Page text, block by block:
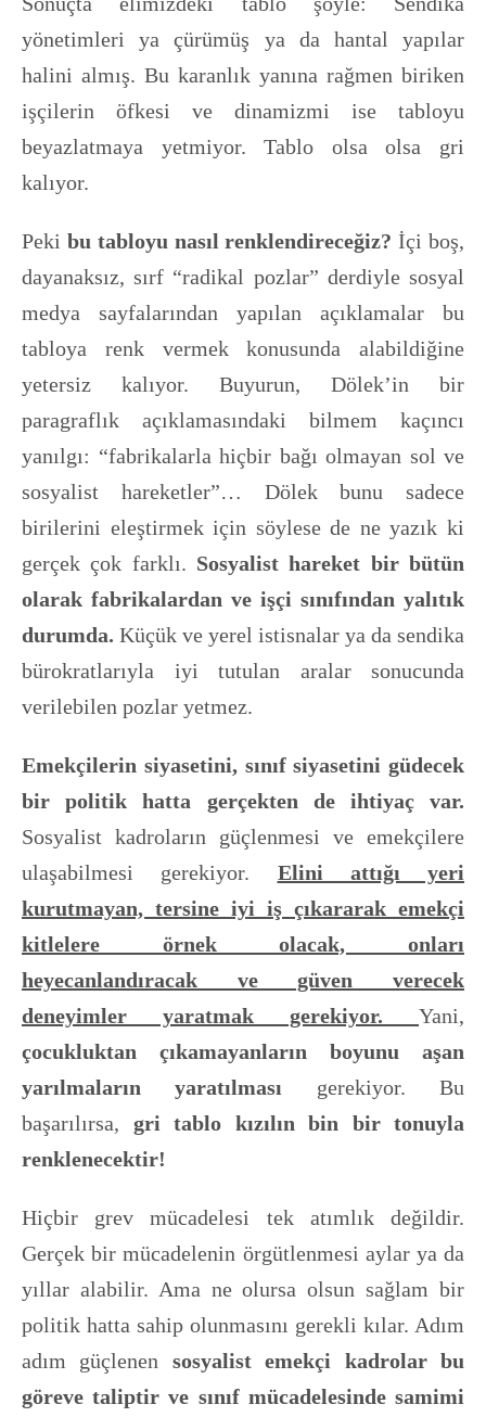
yönetimleri ya çürümüş ya da hantal yapılar
halini almış. Bu karanlık yanına rağmen biriken
işçilerin öfkesi ve dinamizmi ise tabloyu
beyazlatmaya yetmiyor. Tablo olsa olsa gri
kalıyor.
Peki bu tabloyu nasıl renklendireceğiz? İçi boş,
dayanaksız, sırf “radikal pozlar” derdiyle sosyal
medya sayfalarından yapılan açıklamalar bu
tabloya renk vermek konusunda alabildiğine
yetersiz kalıyor. Buyurun, Dölek’in bir
paragraflık açıklamasındaki bilmem kaçıncı
yanılgı: “fabrikalarla hiçbir bağı olmayan sol ve
sosyalist hareketler”… Dölek bunu sadece
birilerini eleştirmek için söylese de ne yazık ki
gerçek çok farklı. Sosyalist hareket bir bütün
olarak fabrikalardan ve işçi sınıfından yalıtık
durumda. Küçük ve yerel istisnalar ya da sendika
bürokratlarıyla iyi tutulan aralar sonucunda
verilebilen pozlar yetmez.
Emekçilerin siyasetini, sınıf siyasetini güdecek
bir politik hatta gerçekten de ihtiyaç var.
Sosyalist kadroların güçlenmesi ve emekçilere
ulaşabilmesi gerekiyor. Elini attığı yeri
kurutmayan, tersine iyi iş çıkararak emekçi
kitlelere örnek olacak, onları
heyecanlandıracak ve güven verecek
deneyimler yaratmak gerekiyor. Yani,
çocukluktan çıkamayanların boyunu aşan
yarılmaların yaratılması gerekiyor. Bu
başarılırsa, gri tablo kızılın bin bir tonuyla
renklenecektir!
Hiçbir grev mücadelesi tek atımlık değildir.
Gerçek bir mücadelenin örgütlenmesi aylar ya da
yıllar alabilir. Ama ne olursa olsun sağlam bir
politik hatta sahip olunmasını gerekli kılar. Adım
adım güçlenen sosyalist emekçi kadrolar bu
göreve taliptir ve sınıf mücadelesinde samimi